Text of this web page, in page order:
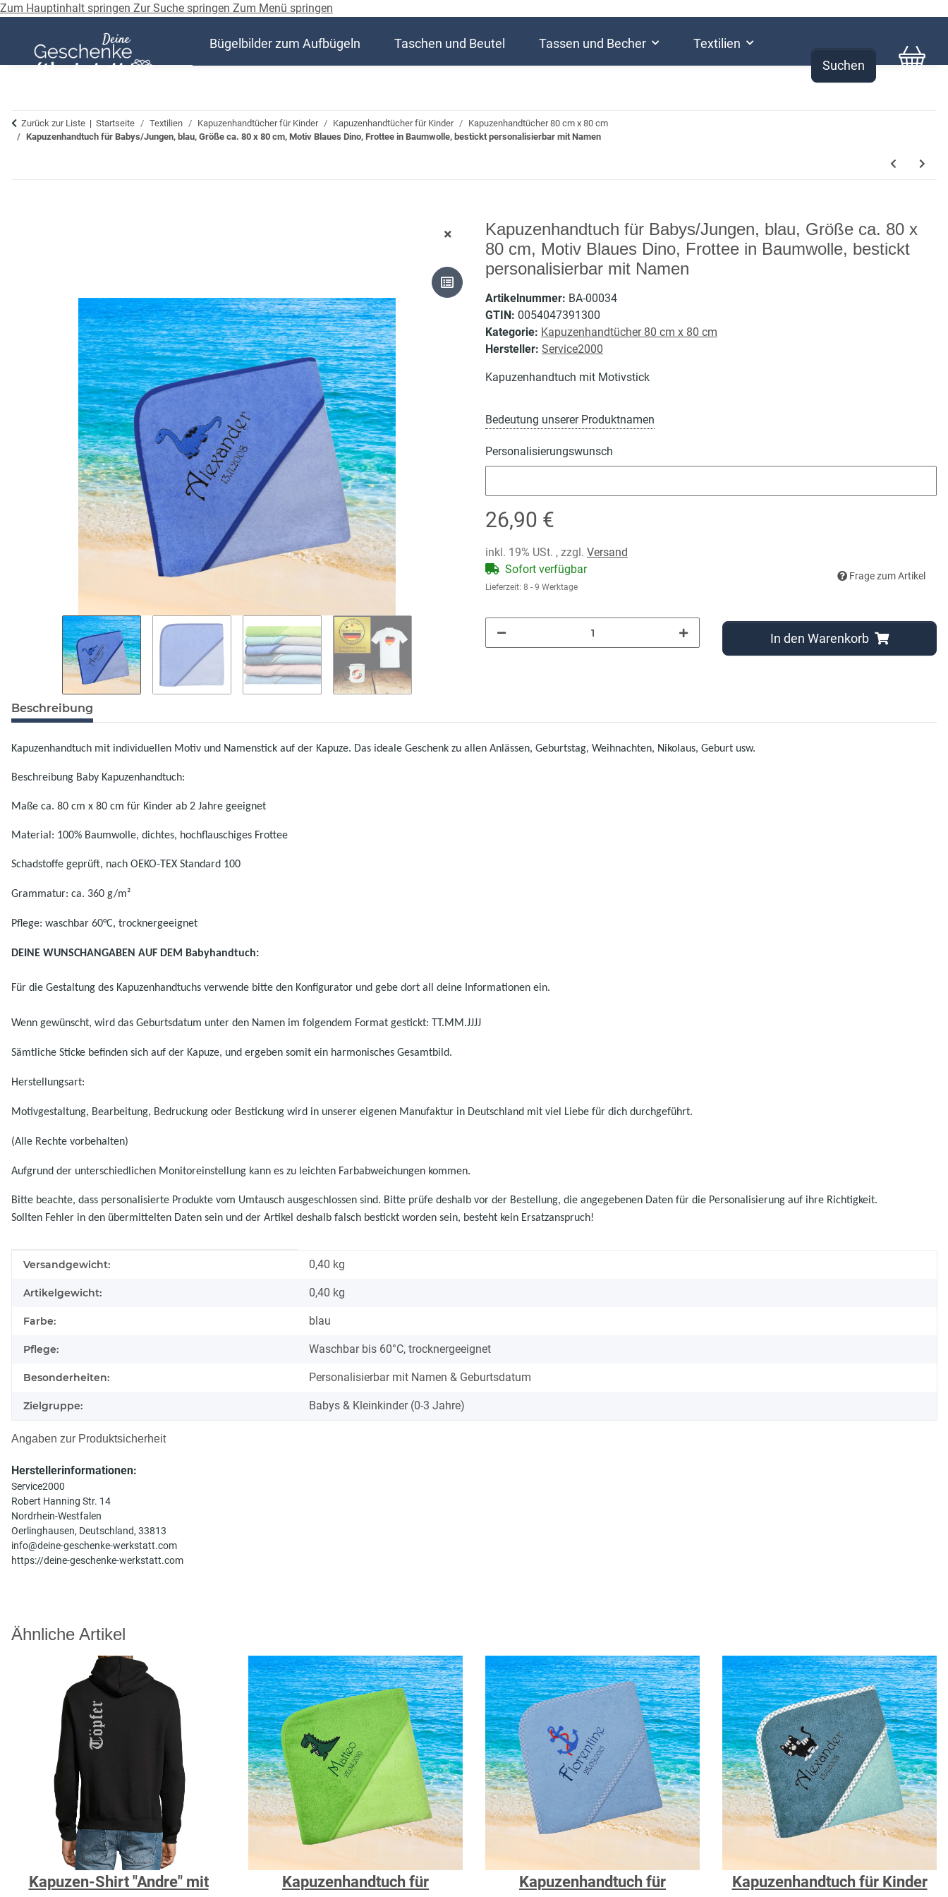
Zum Hauptinhalt springen Zur Suche springen Zum Menü springen
Suchen
Bügelbilder zum Aufbügeln Taschen und Beutel Tassen und Becher Textilien
Zurück zur Liste Startseite Textilien Kapuzenhandtücher für Kinder Kapuzenhandtücher für Kinder
Kapuzenhandtücher 80 cm x 80 cm
Kapuzenhandtuch für Babys/Jungen, blau, Größe ca. 80 x 80 cm, Motiv Blaues Dino, Frottee in Baumwolle, bestickt personalisierbar mit Namen
Kapuzenhandtuch für Babys/Jungen, blau, Größe ca. 80 x
80 cm, Motiv Blaues Dino, Frottee in Baumwolle, bestickt
personalisierbar mit Namen
Artikelnummer: BA-00034
GTIN: 0054047391300
Kategorie: Kapuzenhandtücher 80 cm x 80 cm
Hersteller: Service2000
Kapuzenhandtuch mit Motivstick
Bedeutung unserer Produktnamen
Personalisierungswunsch
26,90 €
inkl. 19% USt. , zzgl. Versand
Sofort verfügbar
Lieferzeit: 8 - 9 Werktage
Frage zum Artikel
In den Warenkorb
Beschreibung
Kapuzenhandtuch mit individuellen Motiv und Namenstick auf der Kapuze. Das ideale Geschenk zu allen Anlässen, Geburtstag, Weihnachten, Nikolaus, Geburt usw.
Beschreibung Baby Kapuzenhandtuch:
Maße ca. 80 cm x 80 cm für Kinder ab 2 Jahre geeignet
Material: 100% Baumwolle, dichtes, hochflauschiges Frottee
Schadstoffe geprüft, nach OEKO-TEX Standard 100
Grammatur: ca. 360 g/m²
Pflege: waschbar 60°C, trocknergeeignet
DEINE WUNSCHANGABEN AUF DEM Babyhandtuch:
Für die Gestaltung des Kapuzenhandtuchs verwende bitte den Konfigurator und gebe dort all deine Informationen ein.
Wenn gewünscht, wird das Geburtsdatum unter den Namen im folgendem Format gestickt: TT.MM.JJJJ
Sämtliche Sticke befinden sich auf der Kapuze, und ergeben somit ein harmonisches Gesamtbild.
Herstellungsart:
Motivgestaltung, Bearbeitung, Bedruckung oder Bestickung wird in unserer eigenen Manufaktur in Deutschland mit viel Liebe für dich durchgeführt.
(Alle Rechte vorbehalten)
Aufgrund der unterschiedlichen Monitoreinstellung kann es zu leichten Farbabweichungen kommen.
Bitte beachte, dass personalisierte Produkte vom Umtausch ausgeschlossen sind. Bitte prüfe deshalb vor der Bestellung, die angegebenen Daten für die Personalisierung auf ihre Richtigkeit.
Sollten Fehler in den übermittelten Daten sein und der Artikel deshalb falsch bestickt worden sein, besteht kein Ersatzanspruch!
Produkteigenschaft
Wert
Versandgewicht: 0,40 kg
Artikelgewicht: 0,40 kg
Farbe: blau
Pflege: Waschbar bis 60°C, trocknergeeignet
Besonderheiten: Personalisierbar mit Namen & Geburtsdatum
Zielgruppe: Babys & Kleinkinder (0-3 Jahre)
Angaben zur Produktsicherheit
Herstellerinformationen:
Service2000
Robert Hanning Str. 14
Nordrhein-Westfalen
Oerlinghausen, Deutschland, 33813
info@deine-geschenke-werkstatt.com
https://deine-geschenke-werkstatt.com
Ähnliche Artikel
Kapuzen-Shirt "Andre" mit
Kapuzenhandtuch für
Kapuzenhandtuch für
Kapuzenhandtuch für Kinder